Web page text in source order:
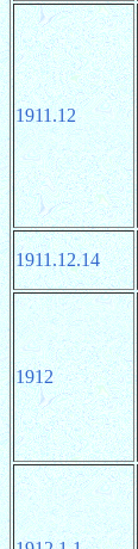
1911.12
1911.12.14
1912